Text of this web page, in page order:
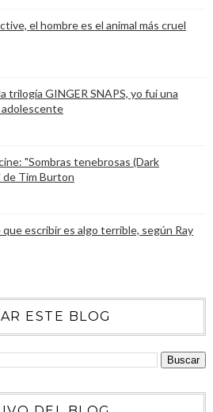
el hombre es el animal más cruel
trilogía GINGER SNAPS, yo fui una
adolescente
"Sombras tenebrosas (Dark
de Tim Burton
que escribir es algo terrible, según Ray
ESTE BLOG